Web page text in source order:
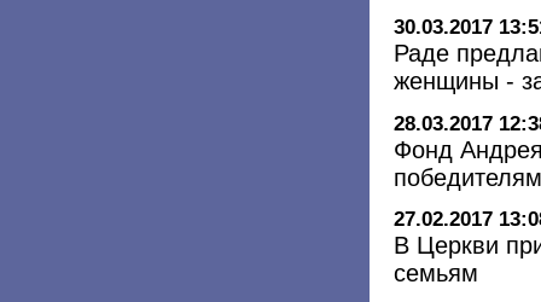
30.03.2017
Раде
женщины -
28.03.2017
Фонд
27.02.2017
В Церкви
семьям